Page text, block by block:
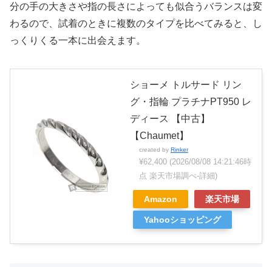
分の手の大きさや指の長さによっても似合うバランスは変
わるので、試着のときに複数のタイプを比べてみると、し
っくりくる一本に出会えます。
ショーメ トルサード リン
グ・指輪 プラチナPT950 レ
ディース 【中古】
【Chaumet】
created by Rinker
¥62,400 (2026/08/08 14:21:46時
点 楽天市場調べ-詳細)
Amazon 楽天市場
Yahooショッピング